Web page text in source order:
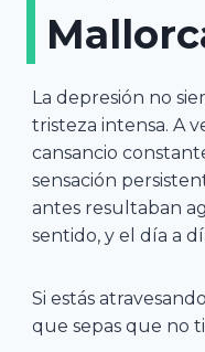
La depresión no
tristeza intensa. A
cansancio
sensación
antes resultaban
sentido, y el día a
Si estás
que sepas que no